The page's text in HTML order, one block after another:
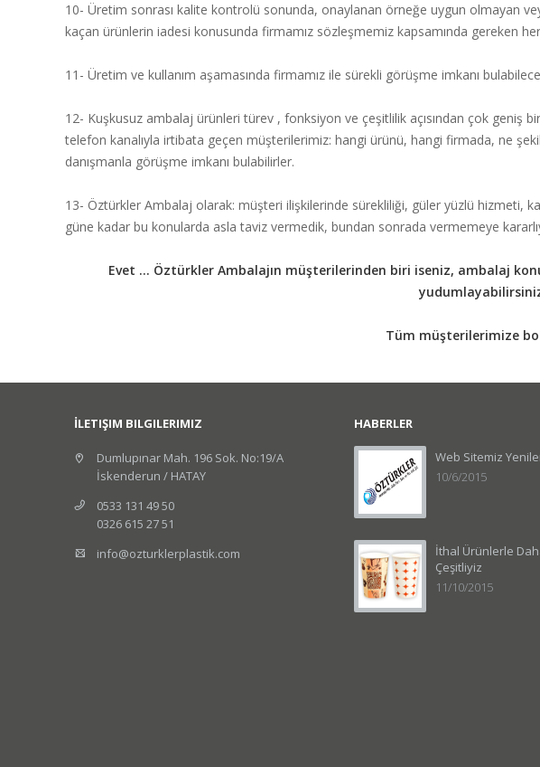
10- Üretim sonrası kalite kontrolü sonunda, onaylanan örneğe uygun olmayan
kaçan ürünlerin iadesi konusunda firmamız sözleşmemiz kapsamında gereken her
11- Üretim ve kullanım aşamasında firmamız ile sürekli görüşme imkanı
12- Kuşkusuz ambalaj ürünleri türev , fonksiyon ve çeşitlilik açısından çok
telefon kanalıyla irtibata geçen müşterilerimiz: hangi ürünü, hangi firmada, ne
danışmanla görüşme imkanı bulabilirler.
13- Öztürkler Ambalaj olarak: müşteri ilişkilerinde sürekliliği, güler yüzlü hizmeti,
güne kadar bu konularda asla taviz vermedik, bundan sonrada vermemeye
Evet ... Öztürkler Ambalajın müşterilerinden biri iseniz, ambalaj
Tüm müşterilerimize
İLETIŞIM BILGILERIMIZ
Dumlupınar Mah. 196 Sok. No:19/A
İskenderun / HATAY
0533 131 49 50
0326 615 27 51
info@ozturklerplastik.com
HABERLER
Web Sitemiz
10/6/2015
İthal Ürünlerle
Çeşitliyiz
11/10/2015